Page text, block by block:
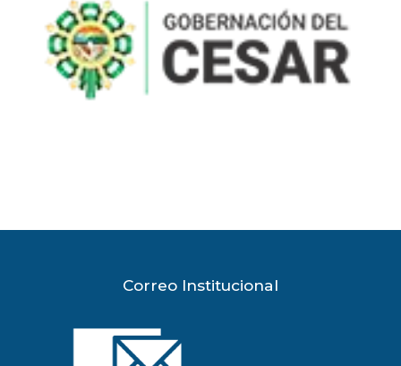
Correo Institucional